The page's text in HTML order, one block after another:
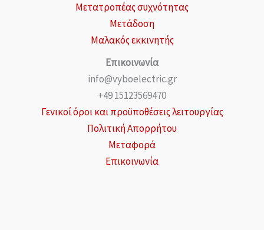
Μετατροπέας συχνότητας
Μετάδοση
Μαλακός εκκινητής
Επικοινωνία
info@vyboelectric.gr
+49 15123569470
Γενικοί όροι και προϋποθέσεις λειτουργίας
Πολιτική Απορρήτου
Μεταφορά
Επικοινωνία